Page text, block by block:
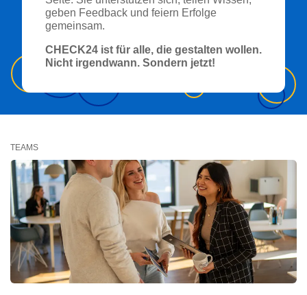
geben Feedback und feiern Erfolge
gemeinsam.
CHECK24 ist für alle, die gestalten wollen.
Nicht irgendwann. Sondern jetzt!
TEAMS